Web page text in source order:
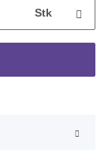
Stk